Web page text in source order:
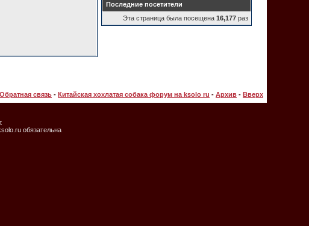
Последние посетители
Эта страница была посещена 16,177 раз
Обратная связь - Китайская хохлатая собака форум на ksolo ru - Архив - Вверх
обязательна